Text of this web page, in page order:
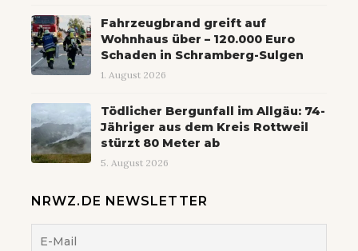
Fahrzeugbrand greift auf
Wohnhaus über – 120.000 Euro
Schaden in Schramberg-Sulgen
1. August 2026
Tödlicher Bergunfall im Allgäu: 74-
Jähriger aus dem Kreis Rottweil
stürzt 80 Meter ab
5. August 2026
NRWZ.DE NEWSLETTER